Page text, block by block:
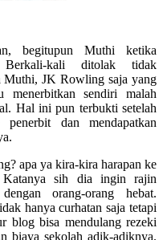
begitupun Muthi ketika
Berkali-kali ditolak tidak
Muthi, JK Rowling saja yang
menerbitkan sendiri malah
Hal ini pun terbukti setelah
dan mendapatkan
apa ya kira-kira harapan ke
sih dia ingin rajin
orang-orang hebat.
hanya curhatan saja tetapi
blog bisa mendulang rezeki
biaya sekolah adik-adiknya.